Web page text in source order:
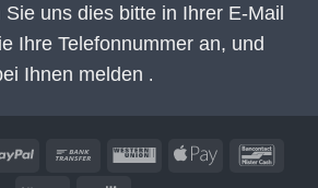
uns dies bitte in Ihrer E-Mail
Ihre Telefonnummer an, und
Ihnen melden .
PayPal Banküberweisung
Western Apple